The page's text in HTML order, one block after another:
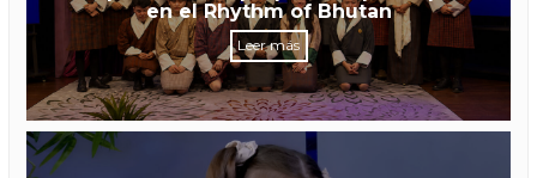
en el Rhythm of Bhutan
Leer más